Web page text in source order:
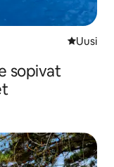
Uusi
Uusi
sopivat